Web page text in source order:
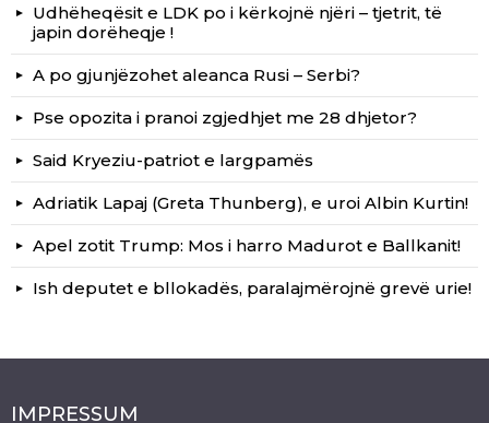
Udhëheqësit e LDK po i kërkojnë njëri – tjetrit, të
japin dorëheqje !
A po gjunjëzohet aleanca Rusi – Serbi?
Pse opozita i pranoi zgjedhjet me 28 dhjetor?
Said Kryeziu-patriot e largpamës
Adriatik Lapaj (Greta Thunberg), e uroi Albin Kurtin!
Apel zotit Trump: Mos i harro Madurot e Ballkanit!
Ish deputet e bllokadës, paralajmërojnë grevë urie!
IMPRESSUM